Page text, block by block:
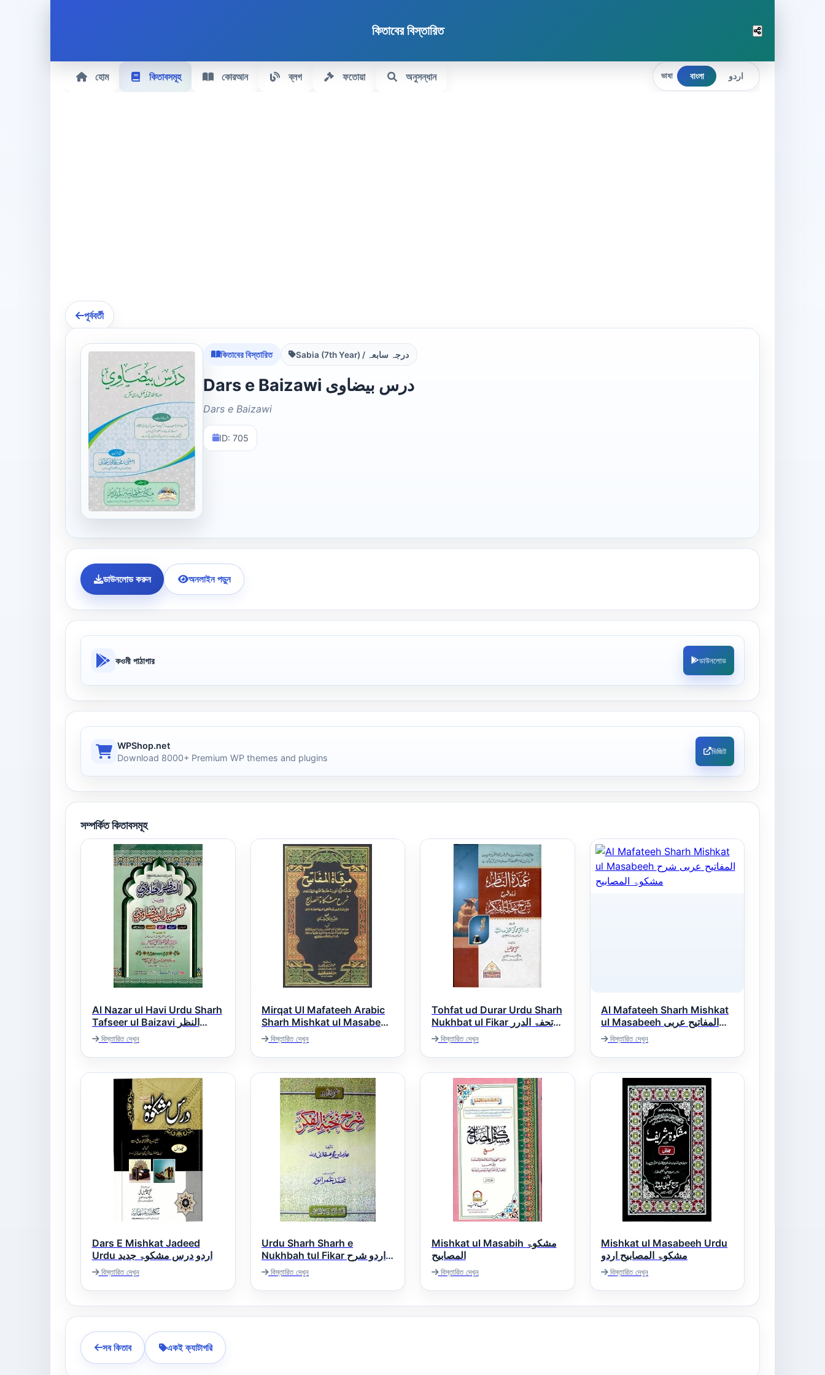
কিতাবের বিস্তারিত
হোম কিতাবসমূহ কোরআন ব্লগ ফতোয়া অনুসন্ধান ভাষা বাংলা اردو
পূর্ববর্তী
কিতাবের বিস্তারিত Sabia (7th Year) / درجہ سابعہ
Dars e Baizawi درس بیضاوی
Dars e Baizawi
ID: 705
ডাউনলোড করুন অনলাইন পড়ুন
কওমী পাঠাগার ডাউনলোড
WPShop.net
Download 8000+ Premium WP themes and plugins
ভিজিট
সম্পর্কিত কিতাবসমূহ
Al Nazar ul Havi Urdu Sharh
Tafseer ul Baizavi النظر
الحاوی
বিস্তারিত দেখুন
Mirqat Ul Mafateeh Arabic
Sharh Mishkat ul Masabeeh
مرقاة المفاتيح عربی شرح
مشکاۃ المصابیح
বিস্তারিত দেখুন
Tohfat ud Durar Urdu Sharh
Nukhbat ul Fikar تحفۃ الدرر
اردو شرح شرح نخبۃ الفکر
বিস্তারিত দেখুন
Al Mafateeh Sharh Mishkat
ul Masabeeh المفاتیح عربی
شرح مشکوۃ المصابیح
বিস্তারিত দেখুন
Dars E Mishkat Jadeed
Urdu اردو درس مشکوۃ جدید
বিস্তারিত দেখুন
Urdu Sharh Sharh e
Nukhbah tul Fikar اردو شرح
شرح نخبۃ الفکر
বিস্তারিত দেখুন
Mishkat ul Masabih مشکوۃ
المصابیح
বিস্তারিত দেখুন
Mishkat ul Masabeeh Urdu
مشکوۃ المصابیح اردو
বিস্তারিত দেখুন
সব কিতাব একই ক্যাটাগরি